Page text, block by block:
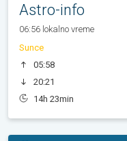
Astro-info
06:56 lokalno vreme
Sunce
05:58
20:21
14h 23min